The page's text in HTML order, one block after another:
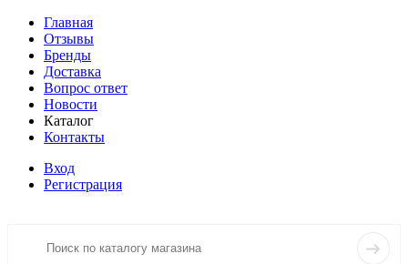
Главная
Отзывы
Бренды
Доставка
Вопрос ответ
Новости
Каталог
Контакты
Вход
Регистрация